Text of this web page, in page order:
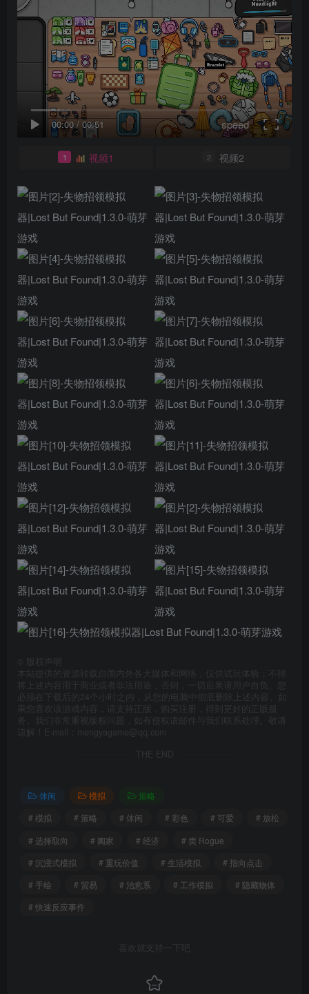
00:00/ 00:51 speed
1 视频1 2 视频2
版权声明
本站提供的资源转载自国内外各大媒体和网络，仅供试玩体验；不得
将上述内容用于商业或者非法用途，否则，一切后果请用户自负。您
必须在下载后的24个小时之内，从您的电脑中彻底删除上述内容。如
果您喜欢该游戏内容，请支持正版，购买注册，得到更好的正版服
务。我们非常重视版权问题，如有侵权请邮件与我们联系处理。敬请
谅解！E-mail：mengyagame@qq.com
THE END
休闲 模拟
策略
# 模拟
# 策略 # 休闲 # 彩色 # 可爱
# 放松
# 选择取向
# 阖家 # 经济
# 类 Rogue
# 沉浸式模拟
# 重玩价值 # 生活模拟
# 指向点击
# 手绘
# 贸易 # 治愈系 # 工作模拟
# 隐藏物体
# 快速反应事件
喜欢就支持一下吧